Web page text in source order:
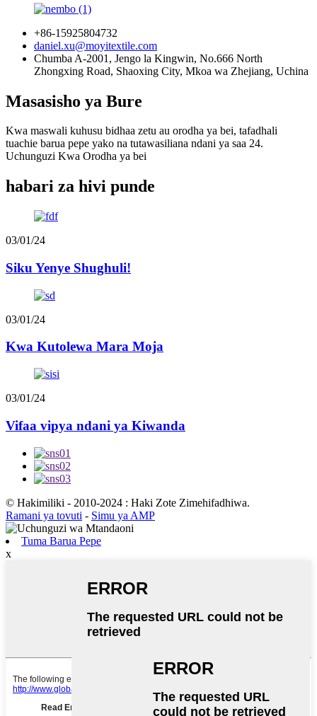
+86-15925804732
daniel.xu@moyitextile.com
Chumba A-2001, Jengo la Kingwin, No.666 North
Zhongxing Road, Shaoxing City, Mkoa wa Zhejiang, Uchina
Masasisho ya Bure
Kwa maswali kuhusu bidhaa zetu au orodha ya bei, tafadhali
tuachie barua pepe yako na tutawasiliana ndani ya saa 24.
Uchunguzi Kwa Orodha ya bei
habari za hivi punde
03/01/24
Siku Yenye Shughuli!
03/01/24
Kwa Kutolewa Mara Moja
03/01/24
Vifaa vipya ndani ya Kiwanda
© Hakimiliki - 2010-2024 : Haki Zote Zimehifadhiwa.
Ramani ya tovuti - Simu ya AMP
Tuma Barua Pepe
x